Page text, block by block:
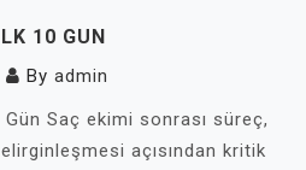
10 GUN
By admin
Saç ekimi sonrası süreç,
açısından kritik